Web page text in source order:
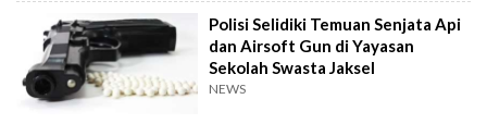
Polisi Selidiki Temuan Senjata Api
dan Airsoft Gun di Yayasan
Sekolah Swasta Jaksel
NEWS